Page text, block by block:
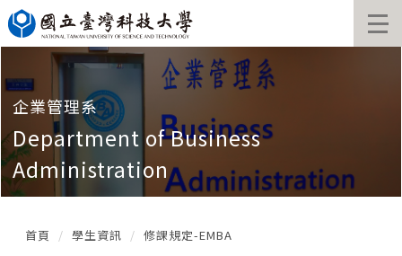
跳
到
主
內
容
區
塊
企業管理系
Department of Business
Administration
首頁 學生資訊 修課規定-EMBA